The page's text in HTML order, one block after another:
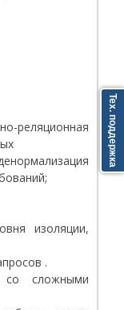
реляционная
изоляции,
.
сложными
Тех. поддержка